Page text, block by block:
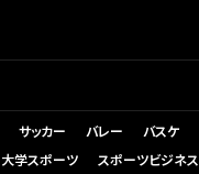
サッカー バレー バスケ
大学スポーツ スポーツビジネス